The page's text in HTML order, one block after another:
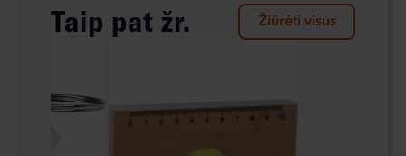
Taip pat žr. Žiūrėti visus